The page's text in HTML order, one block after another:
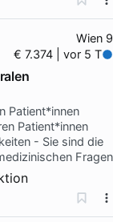
Wien 9
€ 7.374 | vor 5 T
Patient*innen
Patient*innen
- Sie sind die
Fragen